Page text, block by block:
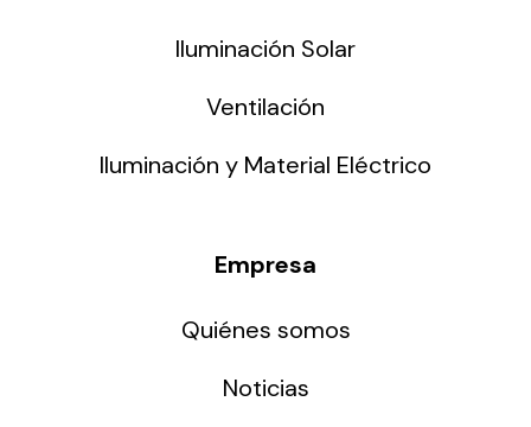
Iluminación Solar
Ventilación
Iluminación y Material Eléctrico
Empresa
Quiénes somos
Noticias